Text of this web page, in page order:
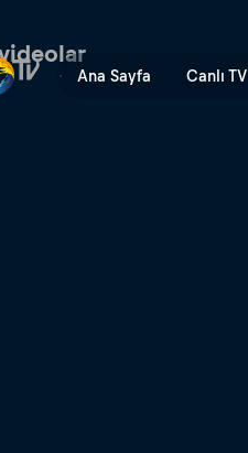
Ana Sayfa Canlı TV